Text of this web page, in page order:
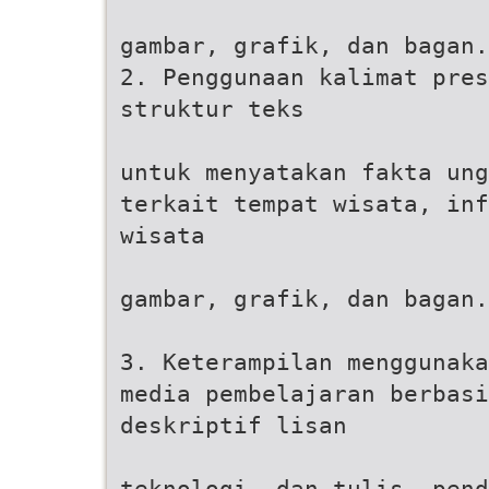
gambar, grafik, dan
2. Penggunaan kalimat
struktur teks
untuk menyatakan fakta
terkait tempat wisata,
wisata
gambar, grafik, dan
3. Keterampilan
media pembelajaran
deskriptif lisan